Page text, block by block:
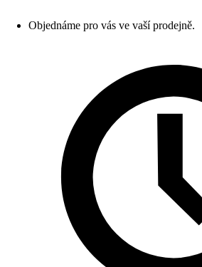
Objednáme pro vás ve vaší prodejně.